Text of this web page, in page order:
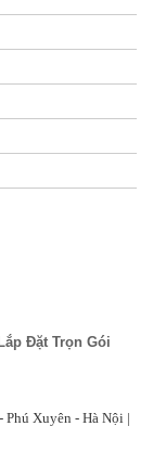
Đặt Trọn Gói
Xuyên - Hà Nội |